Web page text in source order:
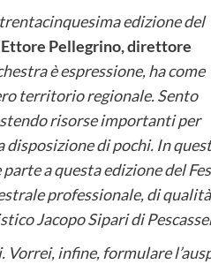
edizione del
Pellegrino, direttore
è espressione, ha come
territorio regionale. Sento
risorse importanti per
di pochi. In
a questa edizione del
professionale, di
Jacopo Sipari di
infine, formulare